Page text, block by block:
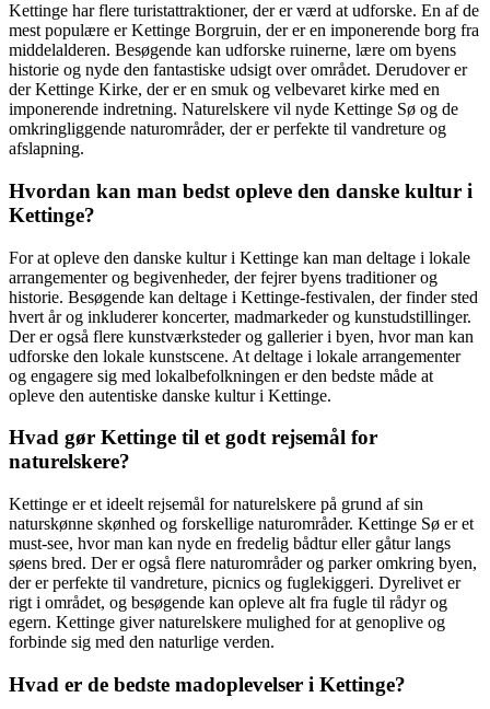
Kettinge har flere turistattraktioner, der er værd at udforske. En af de
mest populære er Kettinge Borgruin, der er en imponerende borg fra
middelalderen. Besøgende kan udforske ruinerne, lære om byens
historie og nyde den fantastiske udsigt over området. Derudover er
der Kettinge Kirke, der er en smuk og velbevaret kirke med en
imponerende indretning. Naturelskere vil nyde Kettinge Sø og de
omkringliggende naturområder, der er perfekte til vandreture og
afslapning.
Hvordan kan man bedst opleve den danske kultur i
Kettinge?
For at opleve den danske kultur i Kettinge kan man deltage i lokale
arrangementer og begivenheder, der fejrer byens traditioner og
historie. Besøgende kan deltage i Kettinge-festivalen, der finder sted
hvert år og inkluderer koncerter, madmarkeder og kunstudstillinger.
Der er også flere kunstværksteder og gallerier i byen, hvor man kan
udforske den lokale kunstscene. At deltage i lokale arrangementer
og engagere sig med lokalbefolkningen er den bedste måde at
opleve den autentiske danske kultur i Kettinge.
Hvad gør Kettinge til et godt rejsemål for
naturelskere?
Kettinge er et ideelt rejsemål for naturelskere på grund af sin
naturskønne skønhed og forskellige naturområder. Kettinge Sø er et
must-see, hvor man kan nyde en fredelig bådtur eller gåtur langs
søens bred. Der er også flere naturområder og parker omkring byen,
der er perfekte til vandreture, picnics og fuglekiggeri. Dyrelivet er
rigt i området, og besøgende kan opleve alt fra fugle til rådyr og
egern. Kettinge giver naturelskere mulighed for at genoplive og
forbinde sig med den naturlige verden.
Hvad er de bedste madoplevelser i Kettinge?